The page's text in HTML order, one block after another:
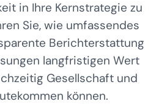
in Ihre Kernstrategie zu
Sie, wie umfassendes
Berichterstattung
langfristigen Wert
Gesellschaft und
können.